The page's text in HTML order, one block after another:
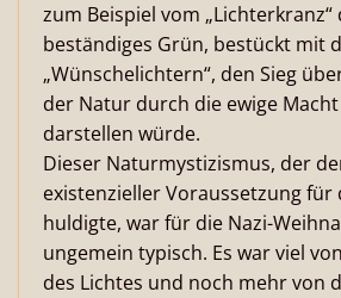
zum Beispiel vom „Lichterkranz“
beständiges Grün, bestückt mit
„Wünschelichtern“, den Sieg
der Natur durch die ewige Macht
darstellen würde.
Dieser Naturmystizismus, der
existenzieller Voraussetzung für
huldigte, war für die Nazi-
ungemein typisch. Es war viel
des Lichtes und noch mehr von